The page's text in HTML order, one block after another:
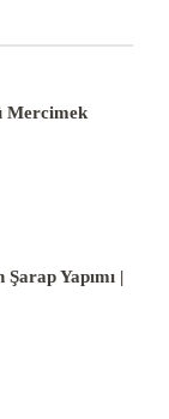
Mercimek
Yapımı |